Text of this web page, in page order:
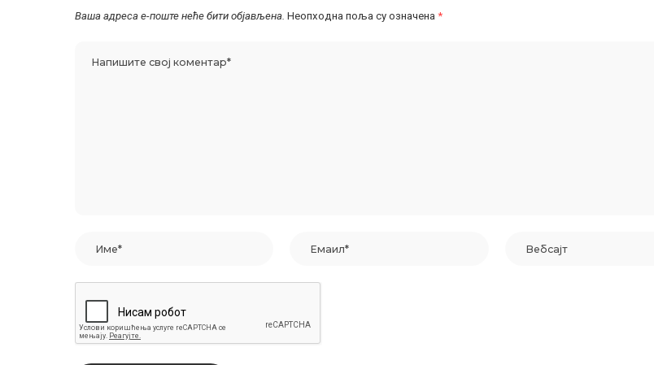
Ваша адреса е-поште неће бити објављена. Неопходна поља су означена *